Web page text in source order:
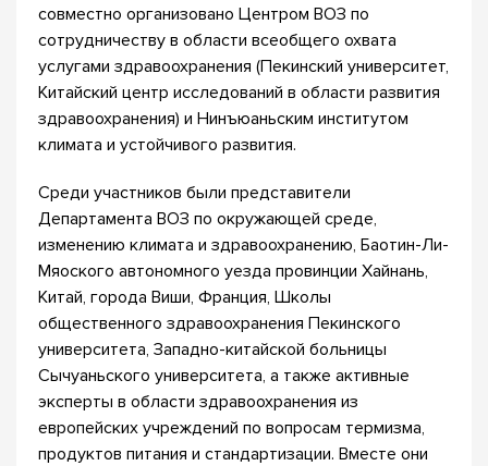
совместно организовано Центром ВОЗ по
сотрудничеству в области всеобщего охвата
услугами здравоохранения (Пекинский университет,
Китайский центр исследований в области развития
здравоохранения) и Нинъюаньским институтом
климата и устойчивого развития.
Среди участников были представители
Департамента ВОЗ по окружающей среде,
изменению климата и здравоохранению, Баотин-Ли-
Мяоского автономного уезда провинции Хайнань,
Китай, города Виши, Франция, Школы
общественного здравоохранения Пекинского
университета, Западно-китайской больницы
Сычуаньского университета, а также активные
эксперты в области здравоохранения из
европейских учреждений по вопросам термизма,
продуктов питания и стандартизации. Вместе они